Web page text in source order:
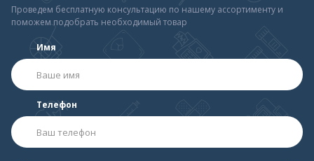
Проведем бесплатную консультацию по нашему ассортименту и
поможем подобрать необходимый товар
Имя
Телефон